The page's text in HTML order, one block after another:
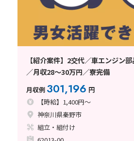
【紹介案件】2交代／車エンジン
／月収28～30万円／寮完備
月収例 301,196 円
【時給】1,400円～
神奈川県秦野市
組立・組付け